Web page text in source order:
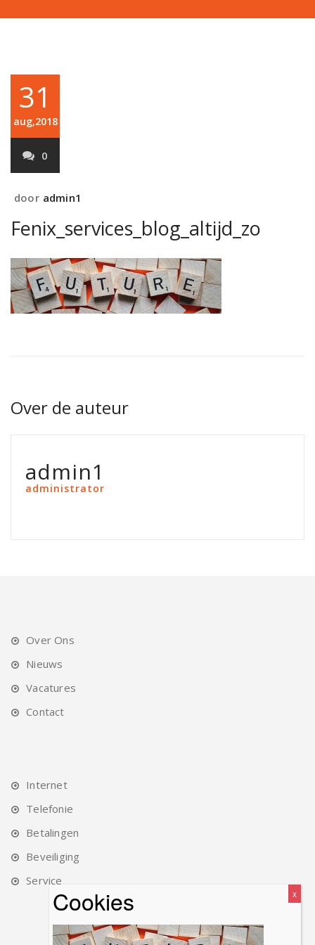
31
aug,2018
0
door admin1
Fenix_services_blog_altijd_zo
Over de auteur
admin1
administrator
Over Ons
Nieuws
Vacatures
Contact
Internet
Telefonie
Betalingen
Beveiliging
Service